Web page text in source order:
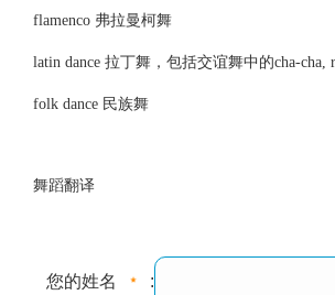
flamenco 弗拉曼柯舞
latin dance 拉丁舞，包括交谊舞中的cha-cha,
folk dance 民族舞
舞蹈翻译
您的姓名 :